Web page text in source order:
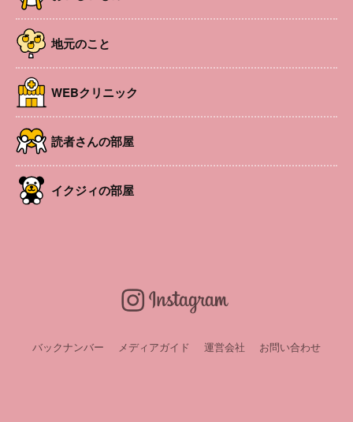
地元のこと
WEBクリニック
読者さんの部屋
イクジィの部屋
バックナンバー メディアガイド 運営会社 お問い合わせ
るレシピ付き」
皆で簡単なクッキングをします。お子さんもできるところ
は一緒に行います。もちろん、赤ちゃんもオーケー❗️免疫
力アップの秘訣を学びながら、皆で楽しく食育しましょう
開催日 2025年8月18日
10:00〜12:00
場所 松本市 芳川公民館 調理実習室
参加費
代表 永田 智恵美 電話から要申込み 090-5423-